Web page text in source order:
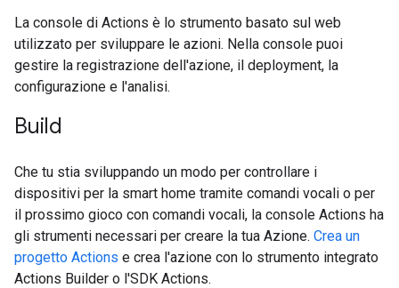
La console di Actions è lo strumento basato sul web
utilizzato per sviluppare le azioni. Nella console puoi
gestire la registrazione dell'azione, il deployment, la
configurazione e l'analisi.
Build
Che tu stia sviluppando un modo per controllare i
dispositivi per la smart home tramite comandi vocali o per
il prossimo gioco con comandi vocali, la console Actions ha
gli strumenti necessari per creare la tua Azione. Crea un
progetto Actions e crea l'azione con lo strumento integrato
Actions Builder o l'SDK Actions.